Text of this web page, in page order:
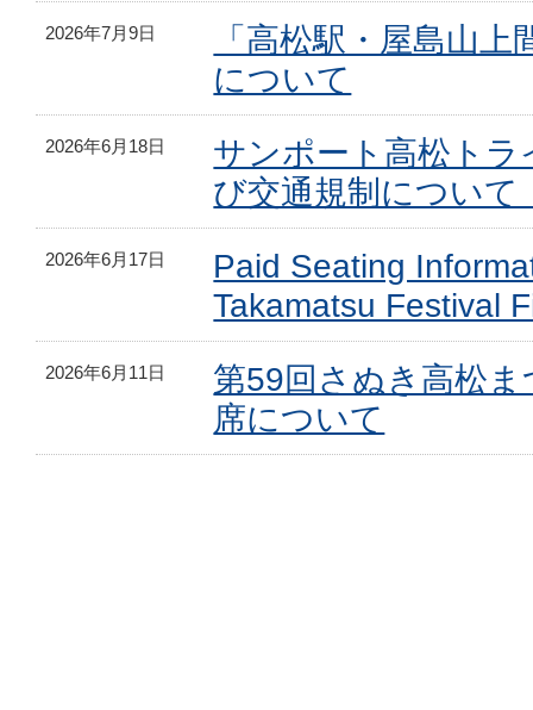
2026年7月9日
「高松駅・屋島山
について
2026年6月18日
サンポート高松ト
び交通規制について
2026年6月17日
Paid Seating
Takamatsu Festival
2026年6月11日
第59回さぬき高松
席について